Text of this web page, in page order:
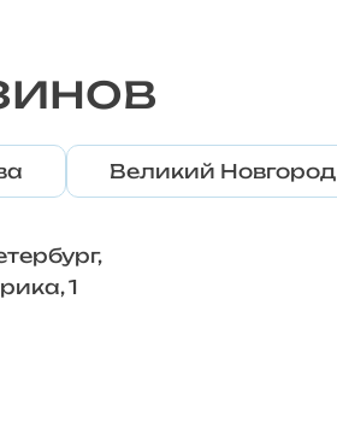
Великий Новгород
1